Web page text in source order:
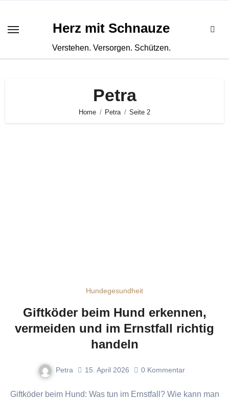
springen
Herz mit Schnauze
Verstehen. Versorgen. Schützen.
Petra
Home Petra Seite 2
Hundegesundheit
Giftköder beim Hund erkennen,
vermeiden und im Ernstfall richtig
handeln
Petra 15. April 2026 0 Kommentar
Giftköder beim Hund: Was tun im Ernstfall? Wie kann man